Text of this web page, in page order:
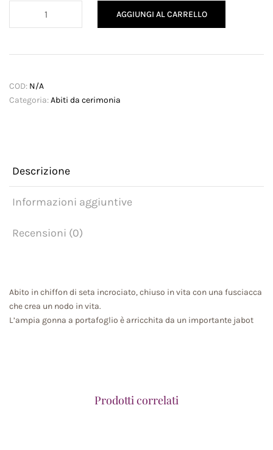
AGGIUNGI AL CARRELLO
COD: N/A
Categoria:Abiti da cerimonia
Descrizione
Informazioni aggiuntive
Recensioni (0)
Abito in chiffon di seta incrociato, chiuso in vita con una fusciacca
che crea un nodo in vita.
L’ampia gonna a portafoglio è arricchita da un importante jabot
Prodotti correlati